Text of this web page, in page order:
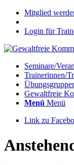
Mitglied
Login für
Seminare/
Trainerinnen/
Gewaltfreie
Menü Menü
Link zu